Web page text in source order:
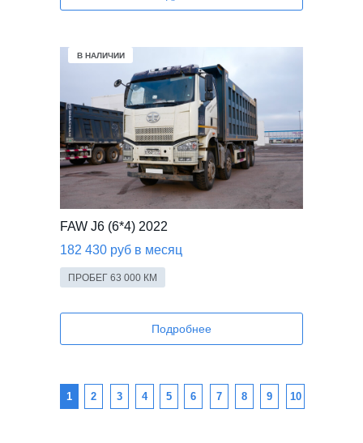
В НАЛИЧИИ
Подробнее
182 430 руб в месяц
FAW J6 (6*4) 2022
ПРОБЕГ 63 000 КМ
1 8
2 3 4 5 6 7 9 10